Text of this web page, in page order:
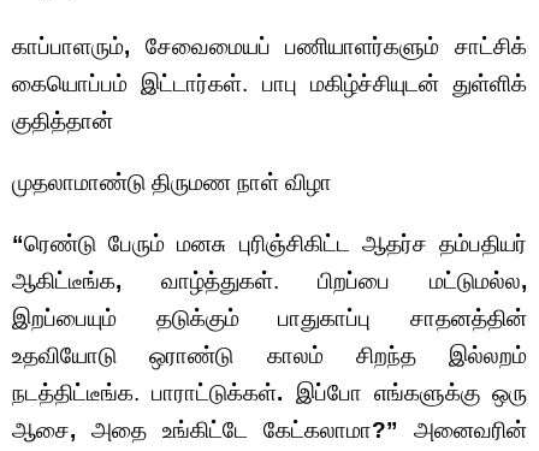
காப்பாளரும், சேவைமையப் பணியாளர்களும் சாட்சிக்
கையொப்பம் இட்டார்கள். பாபு மகிழ்ச்சியுடன் துள்ளிக்
குதித்தான்
முதலாமாண்டு திருமண நாள் விழா
“ரெண்டு பேரும் மனசு புரிஞ்சிகிட்ட ஆதர்ச தம்பதியர்
ஆகிட்டீங்க, வாழ்த்துகள். பிறப்பை மட்டுமல்ல,
இறப்பையும் தடுக்கும் பாதுகாப்பு சாதனத்தின்
உதவியோடு ஒராண்டு காலம் சிறந்த இல்லறம்
நடத்திட்டீங்க. பாராட்டுக்கள். இப்போ எங்களுக்கு ஒரு
ஆசை, அதை உங்கிட்டே கேட்கலாமா?” அனைவரின்